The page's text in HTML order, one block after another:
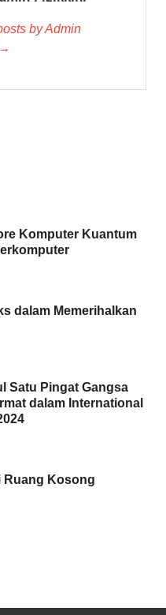
by Admin
Komputer Kuantum
dalam Memerihalkan
Satu Pingat Gangsa
dalam International
Ruang Kosong